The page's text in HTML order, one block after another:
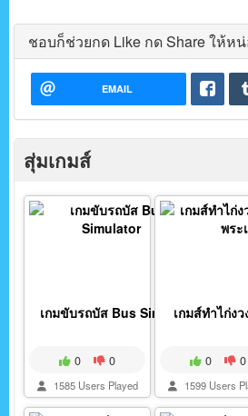
ชอบก็ช่วยกด Like กด Share ให้ห
EMAIL
สุ่มเกมส์
เกมขับรถบัส Bus Simu...
0 0
1585 Users Played
เกมส์ทำไก่ง
0 0
1599 Users